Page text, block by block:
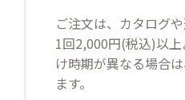
ご注文は、カタログ
1回2,000円(税込)以
け時期が異なる場合
ます。